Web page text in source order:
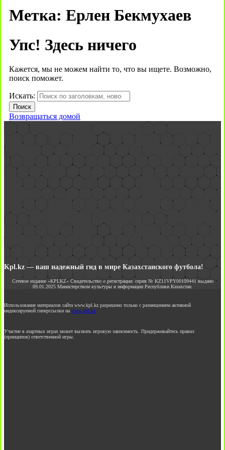
Метка: Ерлен Бекмухаев
Упс! Здесь ничего
Кажется, мы не можем найти то, что вы ищете. Возможно,
поиск поможет.
Искать:
Возвращаться домой
Kpl.kz — ваш надежный гид в мире Казахстанского футбола!
Сетевое издание «KPLKZ» Свидетельство о регистрации: серия № KZ11VPY00109441 выдано
09.01.2025 Министерством культуры и информации Республики Казахстан.
Использование материалов сайта www.kpl.kz разрешено только с размещением активной
индексируемой гиперссылки на www.kpl.kz
Участие в азартных играх может вызвать игровую зависимость. Придерживайтесь правил
(принципов) ответственной игры.